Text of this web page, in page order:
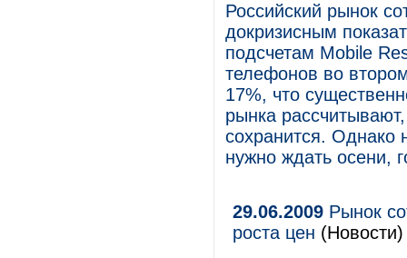
Российский рынок
докризисным
подсчетам Mobile
телефонов во
17%, что
рынка
сохранится. Однако
нужно ждать осени,
29.06.2009 Рынок
роста цен (Новости)